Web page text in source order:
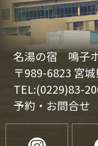
名湯の宿 鳴子
〒989-6823 宮
TEL:(0229)83-
予約・お問合せ